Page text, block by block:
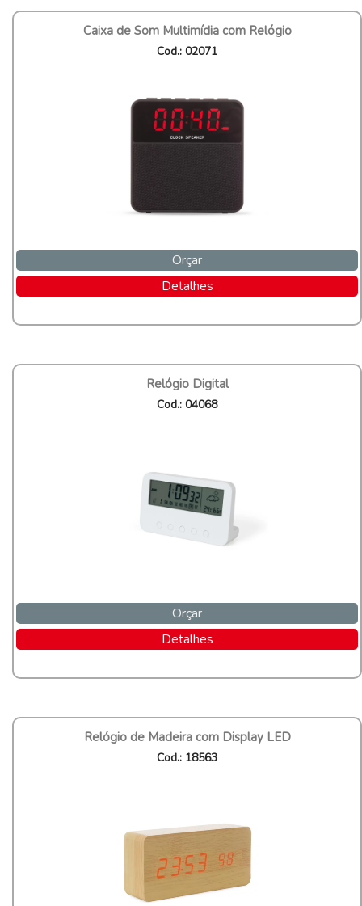
Caixa de Som Multimídia com Relógio
Cod.: 02071
Orçar
Detalhes
Relógio Digital
Cod.: 04068
Orçar
Detalhes
Relógio de Madeira com Display LED
Cod.: 18563